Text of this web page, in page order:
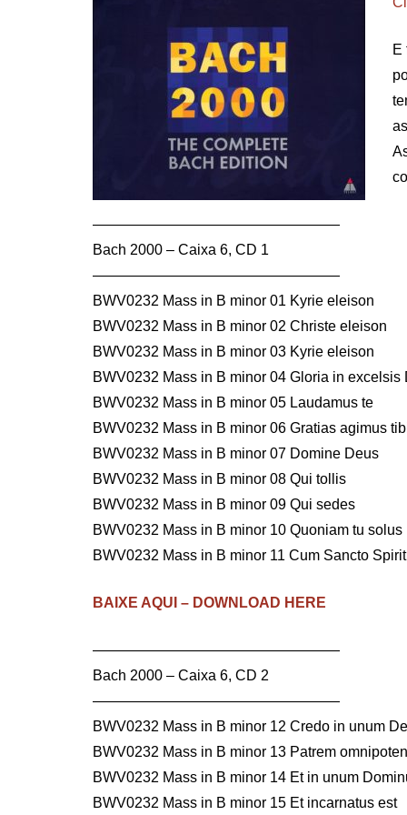
E
—————————————————
Bach 2000 – Caixa 6, CD 1
—————————————————
BWV0232 Mass in B minor 01 Kyrie eleison
BWV0232 Mass in B minor 02 Christe eleison
BWV0232 Mass in B minor 03 Kyrie eleison
BWV0232 Mass in B minor 04 Gloria in excelsis
BWV0232 Mass in B minor 05 Laudamus te
BWV0232 Mass in B minor 06 Gratias agimus
BWV0232 Mass in B minor 07 Domine Deus
BWV0232 Mass in B minor 08 Qui tollis
BWV0232 Mass in B minor 09 Qui sedes
BWV0232 Mass in B minor 10 Quoniam tu solus
BWV0232 Mass in B minor 11 Cum Sancto
BAIXE AQUI – DOWNLOAD HERE
—————————————————
Bach 2000 – Caixa 6, CD 2
—————————————————
BWV0232 Mass in B minor 12 Credo in unum
BWV0232 Mass in B minor 13 Patrem
BWV0232 Mass in B minor 14 Et in unum
BWV0232 Mass in B minor 15 Et incarnatus est